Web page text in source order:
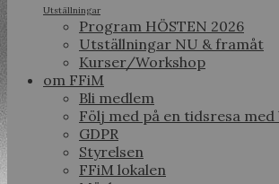
Utställningar
Program HÖSTEN 2026
Utställningar NU & framåt
Kurser/Workshop
om FFiM
Bli medlem
Följ med på en tidsresa med
GDPR
Styrelsen
FFiM lokalen